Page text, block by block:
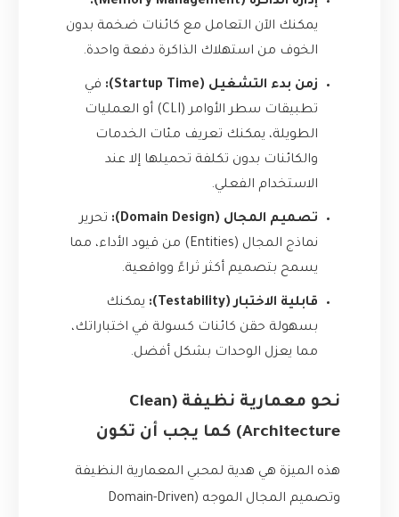
يمكنك الآن التعامل مع كائنات ضخمة بدون
الخوف من استهلاك الذاكرة دفعة واحدة.
زمن بدء التشغيل (Startup Time):
في
تطبيقات سطر الأوامر (CLI) أو العمليات
الطويلة، يمكنك تعريف مئات الخدمات
والكائنات بدون تكلفة تحميلها إلا عند
الاستخدام الفعلي.
تصميم المجال (Domain Design):
تحرير
نماذج المجال (Entities) من قيود الأداء، مما
يسمح بتصميم أكثر ثراءً وواقعية.
قابلية الاختبار (Testability):
يمكنك
بسهولة حقن كائنات كسولة في اختباراتك،
مما يعزل الوحدات بشكل أفضل.
نحو معمارية نظيفة (Clean
Architecture) كما يجب أن تكون
هذه الميزة هي هدية لمحبي المعمارية النظيفة
وتصميم المجال الموجه (Domain-Driven